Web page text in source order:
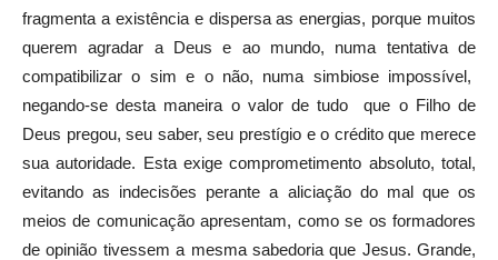
fragmenta a existência e dispersa as energias, porque muitos
querem agradar a Deus e ao mundo, numa tentativa de
compatibilizar o sim e o não, numa simbiose impossível,
negando-se desta maneira o valor de tudo que o Filho de
Deus pregou, seu saber, seu prestígio e o crédito que merece
sua autoridade. Esta exige comprometimento absoluto, total,
evitando as indecisões perante a aliciação do mal que os
meios de comunicação apresentam, como se os formadores
de opinião tivessem a mesma sabedoria que Jesus. Grande,